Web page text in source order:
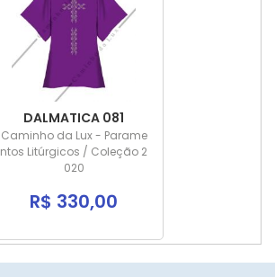
DALMATICA 081
Caminho da Lux - Parame
ntos Litúrgicos / Coleção 2
020
R$ 330,00